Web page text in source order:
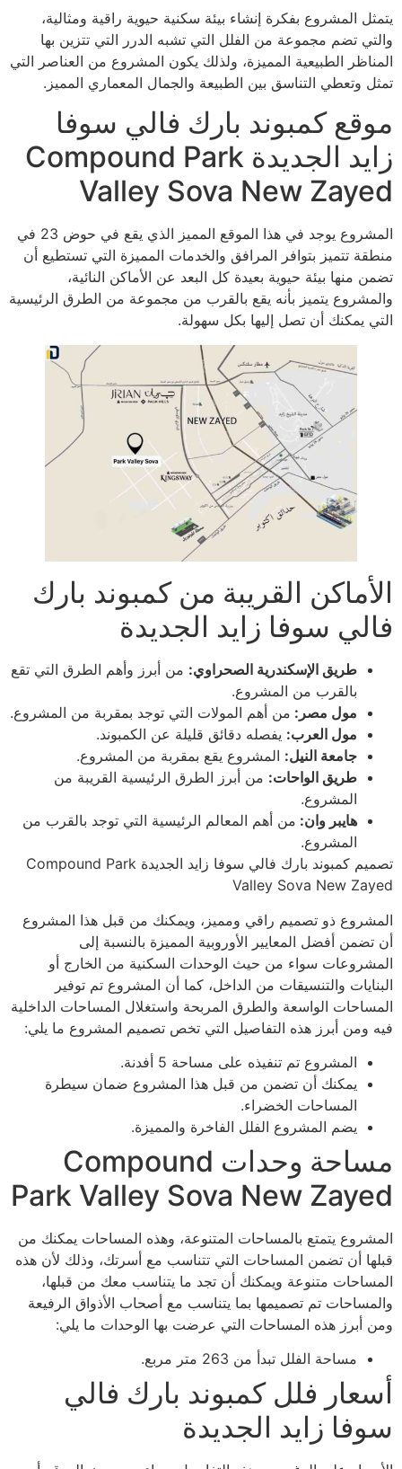
يتمثل المشروع بفكرة إنشاء بيئة سكنية حيوية راقية ومثالية،
والتي تضم مجموعة من الفلل التي تشبه الدرر التي تتزين بها
المناظر الطبيعية المميزة، ولذلك يكون المشروع من العناصر التي
تمثل وتعطي التناسق بين الطبيعة والجمال المعماري المميز.
موقع كمبوند بارك فالي سوفا
زايد الجديدة Compound Park
Valley Sova New Zayed
المشروع يوجد في هذا الموقع المميز الذي يقع في حوض 23 في
منطقة تتميز بتوافر المرافق والخدمات المميزة التي تستطيع أن
تضمن منها بيئة حيوية بعيدة كل البعد عن الأماكن النائية،
والمشروع يتميز بأنه يقع بالقرب من مجموعة من الطرق الرئيسية
التي يمكنك أن تصل إليها بكل سهولة.
الأماكن القريبة من كمبوند بارك
فالي سوفا زايد الجديدة
طريق الإسكندرية الصحراوي: من أبرز وأهم الطرق التي تقع
بالقرب من المشروع.
مول مصر: من أهم المولات التي توجد بمقربة من المشروع.
مول العرب: يفصله دقائق قليلة عن الكمبوند.
جامعة النيل: المشروع يقع بمقربة من المشروع.
طريق الواحات: من أبرز الطرق الرئيسية القريبة من
المشروع.
هايبر وان: من أهم المعالم الرئيسية التي توجد بالقرب من
المشروع.
تصميم كمبوند بارك فالي سوفا زايد الجديدة Compound Park
Valley Sova New Zayed
المشروع ذو تصميم راقي ومميز، ويمكنك من قبل هذا المشروع
أن تضمن أفضل المعايير الأوروبية المميزة بالنسبة إلى
المشروعات سواء من حيث الوحدات السكنية من الخارج أو
البنايات والتنسيقات من الداخل، كما أن المشروع تم توفير
المساحات الواسعة والطرق المربحة واستغلال المساحات الداخلية
فيه ومن أبرز هذه التفاصيل التي تخص تصميم المشروع ما يلي:
المشروع تم تنفيذه على مساحة 5 أفدنة.
يمكنك أن تضمن من قبل هذا المشروع ضمان سيطرة
المساحات الخضراء.
يضم المشروع الفلل الفاخرة والمميزة.
مساحة وحدات Compound
Park Valley Sova New Zayed
المشروع يتمتع بالمساحات المتنوعة، وهذه المساحات يمكنك من
قبلها أن تضمن المساحات التي تتناسب مع أسرتك، وذلك لأن هذه
المساحات متنوعة ويمكنك أن تجد ما يتناسب معك من قبلها،
والمساحات تم تصميمها بما يتناسب مع أصحاب الأذواق الرفيعة
ومن أبرز هذه المساحات التي عرضت بها الوحدات ما يلي:
مساحة الفلل تبدأ من 263 متر مربع.
أسعار فلل كمبوند بارك فالي
سوفا زايد الجديدة